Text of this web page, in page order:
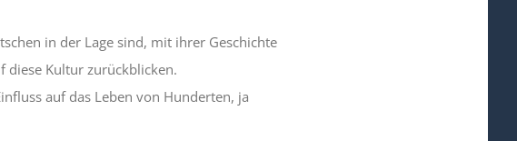
in der Lage sind, mit ihrer Geschichte
diese Kultur zurückblicken.
auf das Leben von Hunderten, ja